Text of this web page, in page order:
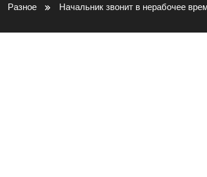
Разное Начальник звонит в нерабочее